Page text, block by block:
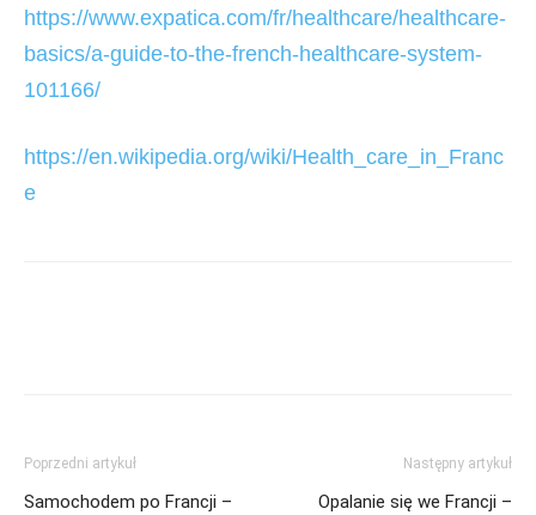
https://www.expatica.com/fr/healthcare/healthcare-
basics/a-guide-to-the-french-healthcare-system-
101166/
https://en.wikipedia.org/wiki/Health_care_in_Franc
e
Poprzedni artykuł
Samochodem po Francji –
Następny artykuł
Opalanie się we Francji –